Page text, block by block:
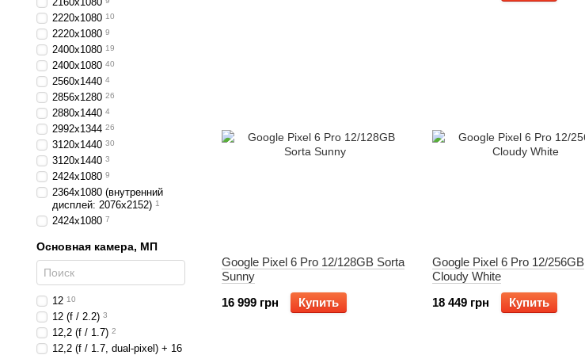
Google Pixel 6 Pro 12/128GB Sorta
Sunny
16 999 грн
Купить
Google Pixel 6 Pro 12/256GB
Cloudy White
18 449 грн
Купить
2220x1080 10
2220x1080 9
2400x1080 19
2400х1080 40
2560x1440 4
2856x1280 26
2880х1440 4
2992x1344 26
3120x1440 30
3120x1440 3
2424x1080 9
2364x1080 (внутренний
дисплей: 2076x2152) 1
2424x1080 7
Основная камера, МП
12 10
12 (f / 2.2) 3
12,2 (f / 1.7) 2
12,2 (f / 1.7, dual-pixel) + 16